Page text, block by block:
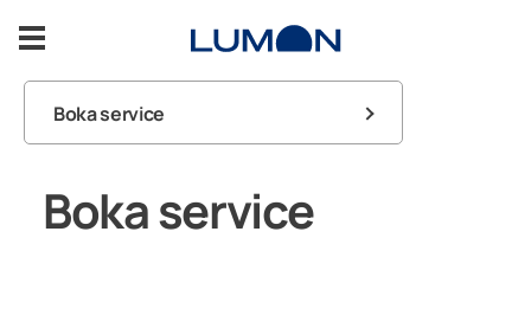
till
Inglasad balkong
Inglasad altan
Boka service
Boka service